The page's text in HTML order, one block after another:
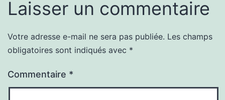
Laisser un commentaire
Votre adresse e-mail ne sera pas publiée. Les champs
obligatoires sont indiqués avec *
Commentaire *